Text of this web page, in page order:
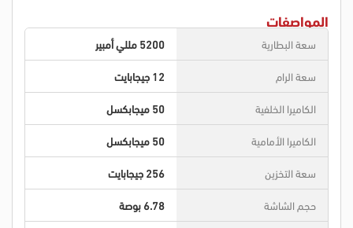
المواصفات
سعة البطارية
5200 مللي أمبير
سعة الرام
12 جيجابايت
الكاميرا الخلفية
50 ميجابكسل
الكاميرا الأمامية
50 ميجابكسل
سعة التخزين
256 جيجابايت
حجم الشاشة
6.78 بوصة